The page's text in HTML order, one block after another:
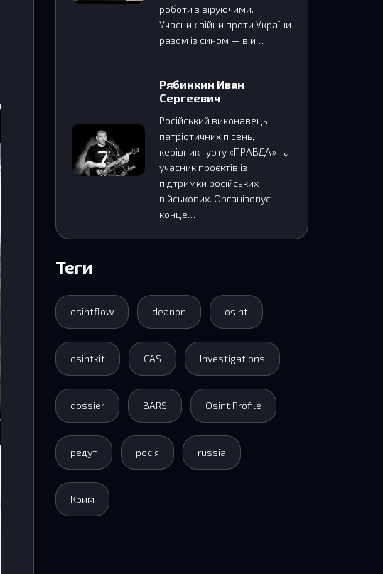
роботи з віруючими.
Учасник війни проти України
разом із сином — вій…
Рябинкин Иван
Сергеевич
Російський виконавець
патріотичних пісень,
керівник гурту «ПРАВДA» та
учасник проєктів із
підтримки російських
військових. Організовує
конце…
Теги
osintflow deanon osint
osintkit CAS Investigations
dossier BARS Osint Profile
редут росія russia
Крим